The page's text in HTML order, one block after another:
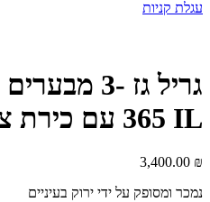
עגלת קניות
365 IL עם כירת צד
3,400.00 ₪
נמכר ומסופק על ידי ירוק בעיניים